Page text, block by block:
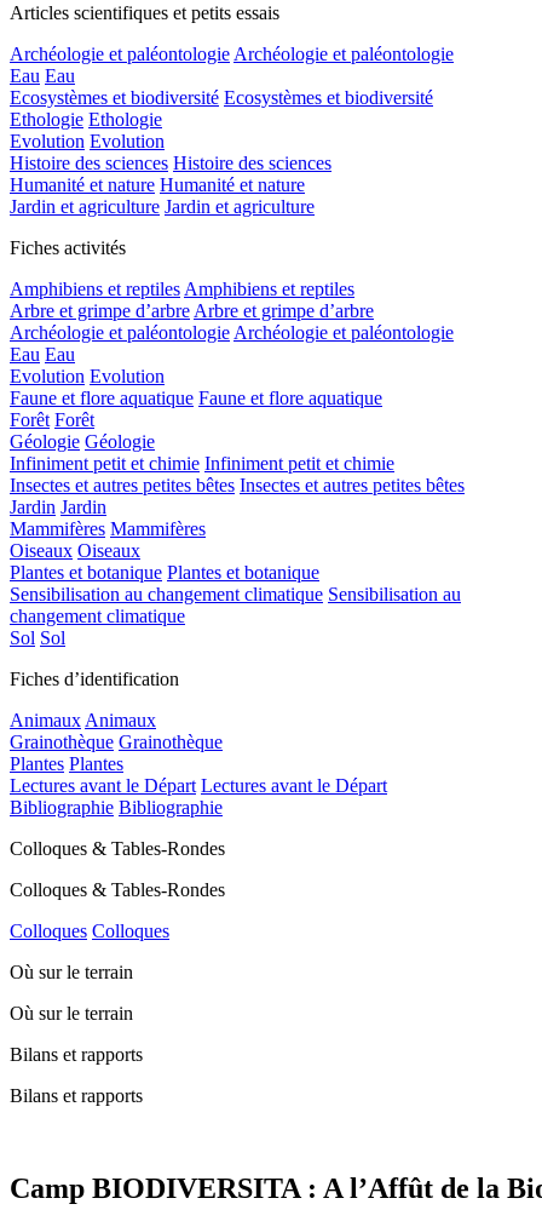
Articles scientifiques et petits essais
Archéologie et paléontologie Archéologie et paléontologie
Eau Eau
Ecosystèmes et biodiversité Ecosystèmes et biodiversité
Ethologie Ethologie
Evolution Evolution
Histoire des sciences Histoire des sciences
Humanité et nature Humanité et nature
Jardin et agriculture Jardin et agriculture
Fiches activités
Amphibiens et reptiles Amphibiens et reptiles
Arbre et grimpe d’arbre Arbre et grimpe d’arbre
Archéologie et paléontologie Archéologie et paléontologie
Eau Eau
Evolution Evolution
Faune et flore aquatique Faune et flore aquatique
Forêt Forêt
Géologie Géologie
Infiniment petit et chimie Infiniment petit et chimie
Insectes et autres petites bêtes Insectes et autres petites bêtes
Jardin Jardin
Mammifères Mammifères
Oiseaux Oiseaux
Plantes et botanique Plantes et botanique
Sensibilisation au changement climatique Sensibilisation au
changement climatique
Sol Sol
Fiches d’identification
Animaux Animaux
Grainothèque Grainothèque
Plantes Plantes
Lectures avant le Départ Lectures avant le Départ
Bibliographie Bibliographie
Colloques & Tables-Rondes
Colloques & Tables-Rondes
Colloques Colloques
Où sur le terrain
Où sur le terrain
Bilans et rapports
Bilans et rapports
Camp BIODIVERSITA : A l’Affût de la